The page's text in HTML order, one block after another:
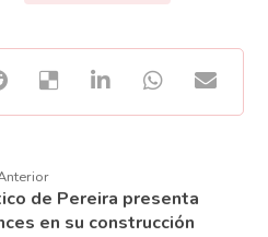
de Pereira presenta
en su construcción